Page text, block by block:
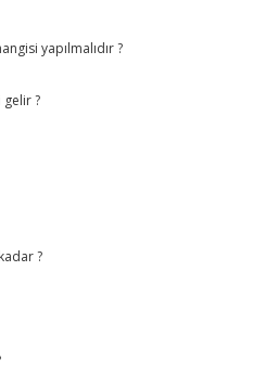
yapılmalıdır ?
gelir ?
?